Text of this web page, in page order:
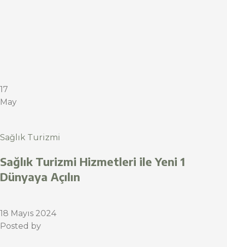
17
May
Sağlık Turizmi
Sağlık Turizmi Hizmetleri ile Yeni 1
Dünyaya Açılın
18 Mayıs 2024
Posted by